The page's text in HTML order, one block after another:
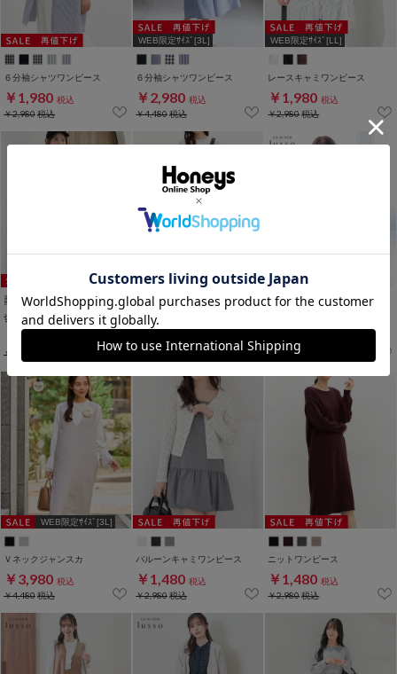
６分袖シャツワンピース
￥1,980 税込
￥2,980税込
WEB限定ｻｲｽﾞ[3L]
６分袖シャツワンピース
￥2,980 税込
￥4,480税込
WEB限定ｻｲｽﾞ[LL]
レースキャミワンピース
￥1,980 税込
￥2,980税込
切替キャミワンピース
￥2,680
￥3,280
WEB限定ｻｲｽﾞ[3L]
Ａラインジャンスカ
￥2,280
￥2,980税込
￥4,980
￥5,980
WEB限定ｻｲｽﾞ[3L]
Ｖネックジャンスカ
￥3,980 税込
￥4,480税込
バルーンキャミワンピース
￥1,480 税込
￥2,980税込
ニットワンピース
￥1,480 税込
￥2,980税込